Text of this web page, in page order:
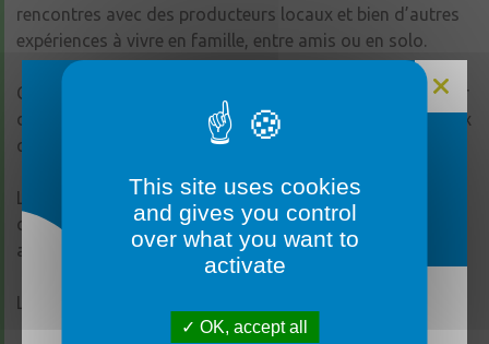
rencontres avec des producteurs locaux et bien d’autres
expériences à vivre en famille, entre amis ou en solo.
Cette programmation estivale est l’occasion de découvrir
des lieux parfois méconnus et de rencontrer celles et ceux
qui font vivre le territoire au quotidien.
Les places étant limitées, la réservation est vivement
conseillée auprès de l’Office de Tourisme de l’Anjou Bleu
au
02 41 92 86 83 .
La mairie sera fermée du lundi 3 août au vendredi
This site uses cookies
and gives you control
over what you want to
activate
OK, accept all